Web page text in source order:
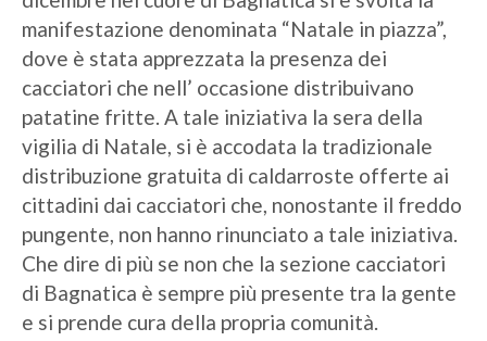
manifestazione denominata “Natale in piazza”,
dove è stata apprezzata la presenza dei
cacciatori che nell’ occasione distribuivano
patatine fritte. A tale iniziativa la sera della
vigilia di Natale, si è accodata la tradizionale
distribuzione gratuita di caldarroste offerte ai
cittadini dai cacciatori che, nonostante il freddo
pungente, non hanno rinunciato a tale iniziativa.
Che dire di più se non che la sezione cacciatori
di Bagnatica è sempre più presente tra la gente
e si prende cura della propria comunità.